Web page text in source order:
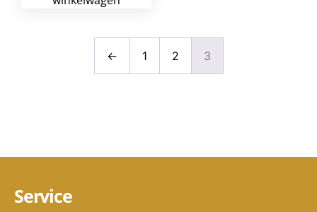
← 1 2 3
Service